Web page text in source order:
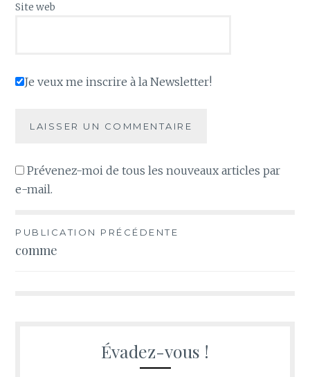
Site web
Je veux me inscrire à la Newsletter!
Prévenez-moi de tous les nouveaux articles par
e-mail.
Navigation
de
PUBLICATION PRÉCÉDENTE
comme
Évadez-vous !